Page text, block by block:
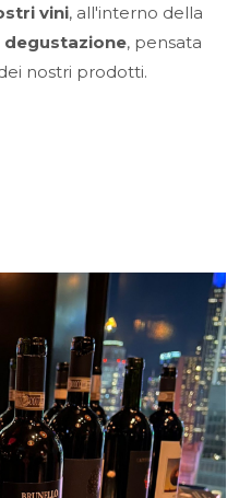
vini, all'interno della
degustazione, pensata
nostri prodotti.